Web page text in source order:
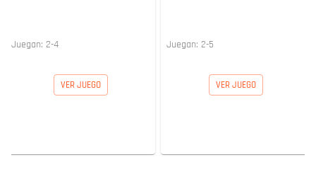
Juegan: 2-4
VER JUEGO
Juegan: 2-5
VER JUEGO